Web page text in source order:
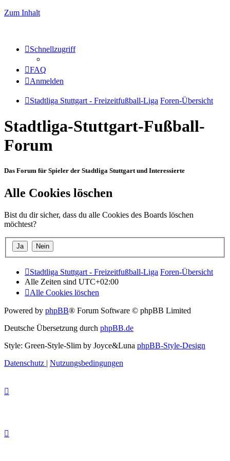
Zum Inhalt
Schnellzugriff
FAQ
Anmelden
Stadtliga Stuttgart - Freizeitfußball-Liga Foren-Übersicht
Stadtliga-Stuttgart-Fußball-
Forum
Das Forum für Spieler der Stadtliga Stuttgart und Interessierte
Alle Cookies löschen
Bist du dir sicher, dass du alle Cookies des Boards löschen
möchtest?
Stadtliga Stuttgart - Freizeitfußball-Liga Foren-Übersicht
Alle Zeiten sind UTC+02:00
Alle Cookies löschen
Powered by phpBB® Forum Software © phpBB Limited
Deutsche Übersetzung durch phpBB.de
Style: Green-Style-Slim by Joyce&Luna phpBB-Style-Design
Datenschutz | Nutzungsbedingungen